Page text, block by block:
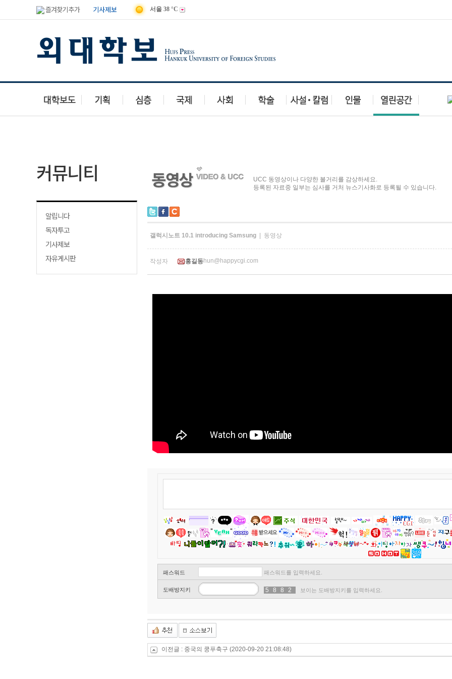
즐겨찾기 추가 기사제보 서울 38 °C
커뮤니티
알립니다
독자투고
기사제보
자유게시판
UCC 동영상이나 다양한 볼거리를 감상하세요.
등록된 자료중 일부는 심사를 거처 뉴스기사화로 등록될 수 있습니다.
갤럭시노트 10.1 introducing Samsung | 동영상
작성자 홍길동hun@happycgi.com
패스워드 패스워드를 입력하세요.
도배방지키 5 8 8 2 보이는 도배방지키를 입력하세요.
이전글 : 중국의 쿵푸축구 (2020-09-20 21:08:48)